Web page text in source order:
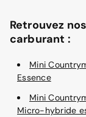
Retrouvez
carburant :
Mini
Essence
Mini
Micro-hybride